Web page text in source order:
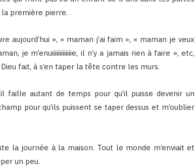
première pierre.
aujourd’hui », « maman j’ai faim », « maman je veux
je m’enuiiiiiiiiiiiiie, il n’y a jamais rien à faire », etc,
fait, à s’en taper la tête contre les murs.
faille autant de temps pour qu’il puisse devenir un
pour qu’ils puissent se taper dessus et m’oublier
la journée à la maison. Tout le monde m’enviait et
un peu.